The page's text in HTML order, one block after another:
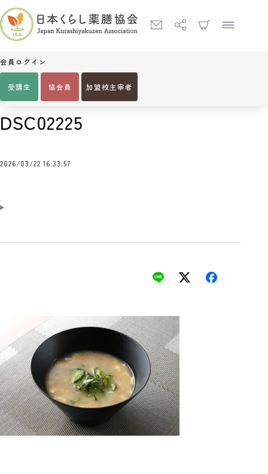
会員ログイン
受講生 協会員 加盟校主宰者
Home DSC02225
DSC02225
2026/03/22 16:33:57